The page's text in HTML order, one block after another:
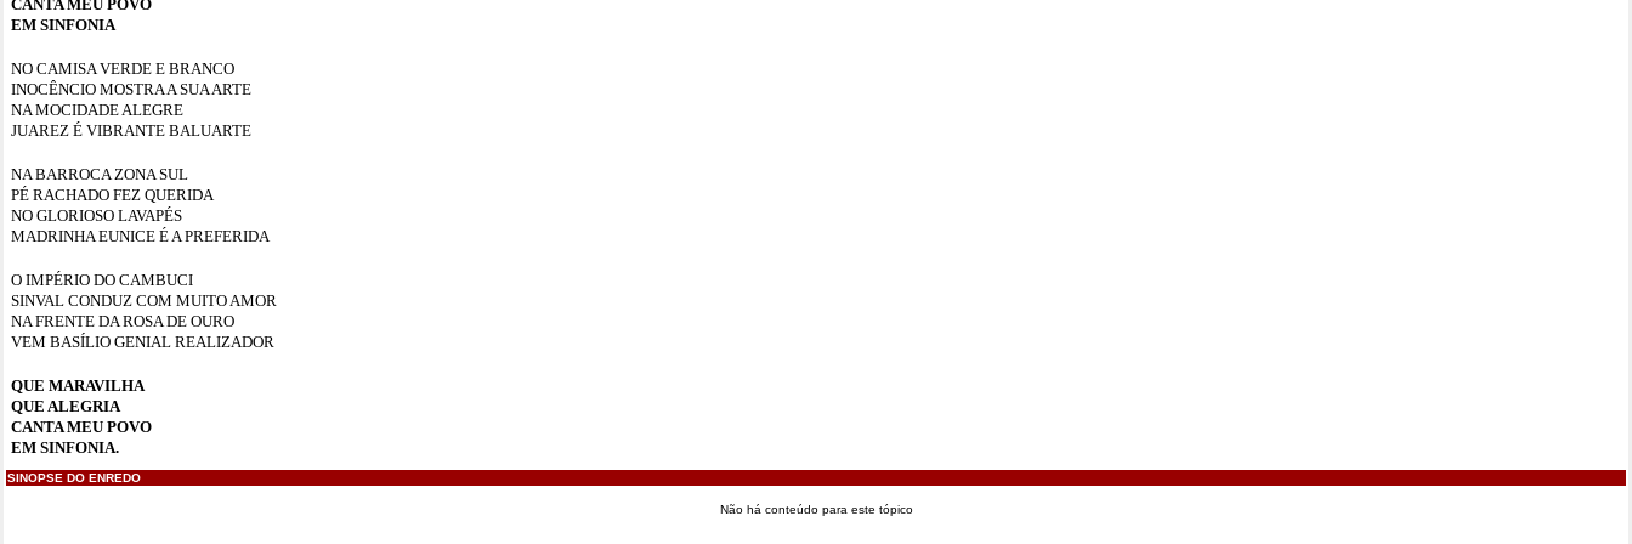
CANTA MEU POVO
EM SINFONIA
NO CAMISA VERDE E BRANCO
INOCÊNCIO MOSTRA A SUA ARTE
NA MOCIDADE ALEGRE
JUAREZ É VIBRANTE BALUARTE
NA BARROCA ZONA SUL
PÉ RACHADO FEZ QUERIDA
NO GLORIOSO LAVAPÉS
MADRINHA EUNICE É A PREFERIDA
O IMPÉRIO DO CAMBUCI
SINVAL CONDUZ COM MUITO AMOR
NA FRENTE DA ROSA DE OURO
VEM BASÍLIO GENIAL REALIZADOR
QUE MARAVILHA
QUE ALEGRIA
CANTA MEU POVO
EM SINFONIA.
SINOPSE DO ENREDO
Não há conteúdo para este tópico